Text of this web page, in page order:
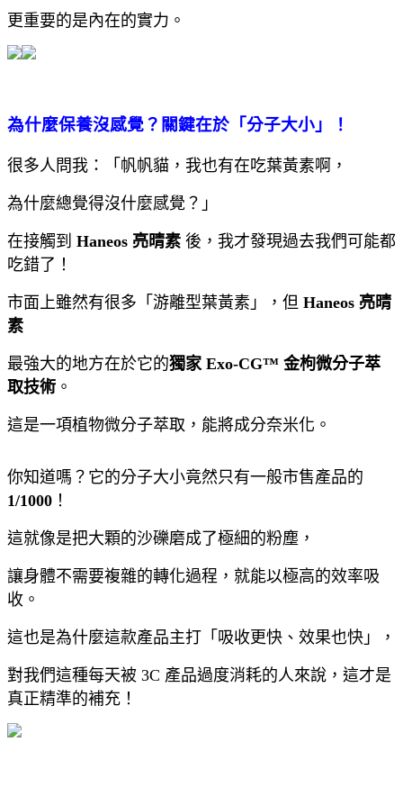
更重要的是內在的實力。
為什麼保養沒感覺？關鍵在於「分子大小」！
很多人問我：「帆帆貓，我也有在吃葉黃素啊，
為什麼總覺得沒什麼感覺？」
在接觸到 Haneos 亮晴素 後，我才發現過去我們可能都
吃錯了！
市面上雖然有很多「游離型葉黃素」，但 Haneos 亮晴
素
最強大的地方在於它的獨家 Exo-CG™ 金枸微分子萃
取技術 。
這是一項植物微分子萃取，能將成分奈米化。
你知道嗎？它的分子大小竟然只有一般市售產品的
1/1000 ！
這就像是把大顆的沙礫磨成了極細的粉塵，
讓身體不需要複雜的轉化過程，就能以極高的效率吸
收。
這也是為什麼這款產品主打「吸收更快、效果也快」，
對我們這種每天被 3C 產品過度消耗的人來說，這才是
真正精準的補充！